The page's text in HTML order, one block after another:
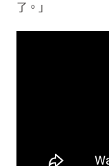
了。」